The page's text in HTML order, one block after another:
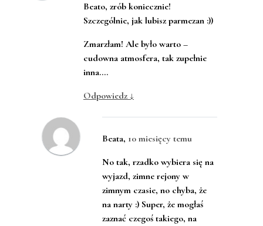
Beato, zrób koniecznie!
Szczególnie, jak lubisz parmezan :))
Zmarzłam! Ale było warto –
cudowna atmosfera, tak zupełnie
inna….
Odpowiedz ↓
Beata, 10 miesięcy temu
No tak, rzadko wybiera się na
wyjazd, zimne rejony w
zimnym czasie, no chyba, że
na narty :) Super, że mogłaś
zaznać czegoś takiego, na